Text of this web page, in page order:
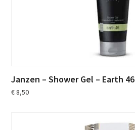
Janzen – Shower Gel – Earth 46
€8,50